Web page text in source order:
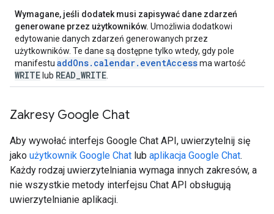
Wymagane, jeśli dodatek musi zapisywać dane zdarzeń
generowane przez użytkowników. Umożliwia dodatkowi
edytowanie danych zdarzeń generowanych przez
użytkowników. Te dane są dostępne tylko wtedy, gdy pole
manifestu addOns.calendar.eventAccessma wartość
WRITE lub READ_WRITE
Zakresy Google Chat
Aby wywołać interfejs Google Chat API, uwierzytelnij się
jako użytkownik Google Chat lub aplikacja Google Chat.
Każdy rodzaj uwierzytelniania wymaga innych zakresów, a
nie wszystkie metody interfejsu Chat API obsługują
uwierzytelnianie aplikacji.